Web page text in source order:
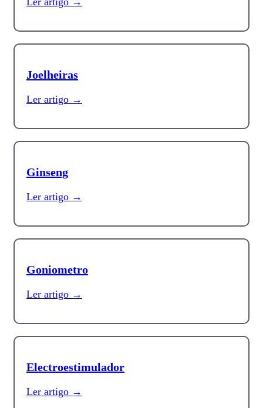
Joelheiras
Ler artigo →
Ginseng
Ler artigo →
Goniometro
Ler artigo →
Electroestimulador
Ler artigo →